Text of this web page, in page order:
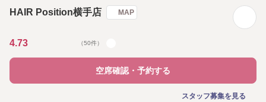
HAIR Position横手店 MAP
4.73 （50件）
空席確認・予約する
スタッフ募集を見る